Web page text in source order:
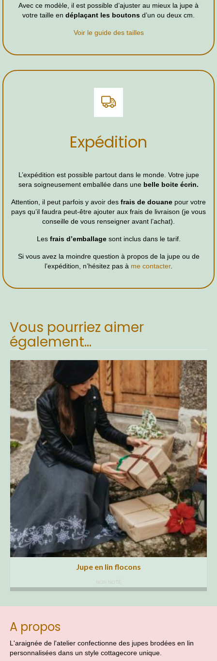
Avec ce modèle, il est possible d’ajuster au mieux la jupe à
votre taille en déplaçant les boutons d’un ou deux cm.
Voir le guide des tailles
Expédition
L’expédition est possible partout dans le monde. Votre jupe
sera soigneusement emballée dans une belle boite écrin.
Attention, il peut parfois y avoir des frais de douane pour votre
pays qu’il faudra peut-être ajouter aux frais de livraison (je vous
conseille de vous renseigner avant l’achat).
Les frais d’emballagesont inclus dans le tarif.
Si vous avez la moindre question à propos de la jupe ou de
l’expédition, n’hésitez pas à me contacter.
Vous pourriez aimer
également…
Jupe en lin flocons
NON NOTÉ
A propos
L'araignée de l'atelier confectionne des jupes brodées en lin
personnalisées dans un style cottagecore unique.